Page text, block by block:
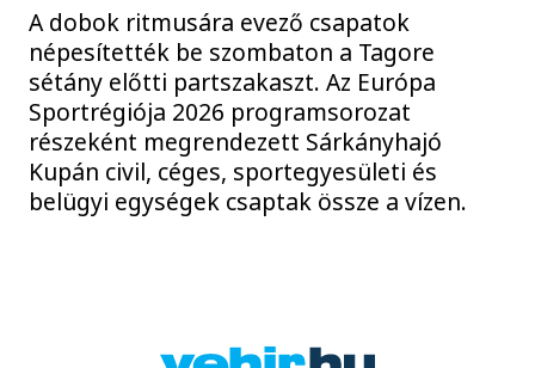
A dobok ritmusára evező csapatok
népesítették be szombaton a Tagore
sétány előtti partszakaszt. Az Európa
Sportrégiója 2026 programsorozat
részeként megrendezett Sárkányhajó
Kupán civil, céges, sportegyesületi és
belügyi egységek csaptak össze a vízen.